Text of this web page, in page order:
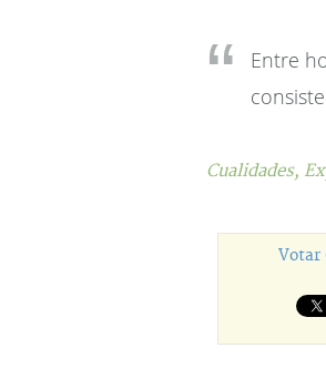
Entre
Cualidades,
Votar